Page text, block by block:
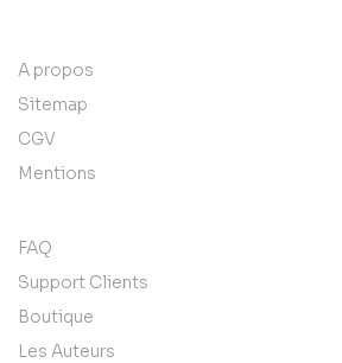
A propos
Sitemap
CGV
Mentions
FAQ
Support Clients
Boutique
Les Auteurs